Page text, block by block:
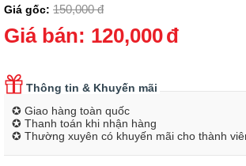
Giá gốc: 150,000 đ
Giá bán: 120,000đ
Thông tin & Khuyến mãi
✪ Giao hàng toàn quốc
✪ Thanh toán khi nhận hàng
✪ Thường xuyên có khuyến mãi cho thành